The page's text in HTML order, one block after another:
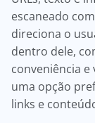
escaneado
direciona o
dentro dele,
conveniência e
uma opção
links e